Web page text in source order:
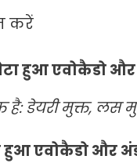
करें
हुआ एवोकैडो और
है: डेयरी मुक्त, लस
एवोकैडो और